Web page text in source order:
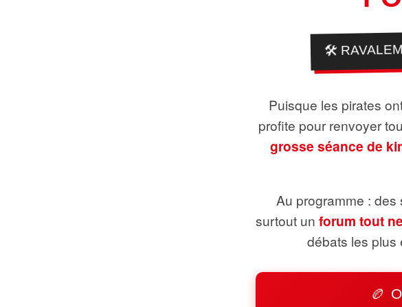
🛠️
Puisque les pirates
profite pour renvoyer
grosse séance de
Au programme :
surtout un forum tout
débats les plus
🏉